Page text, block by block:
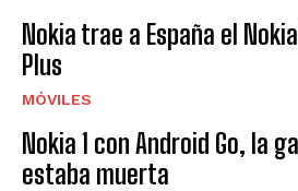
Nokia trae a España el
Plus
MÓVILES
Nokia 1 con Android Go, la
estaba muerta